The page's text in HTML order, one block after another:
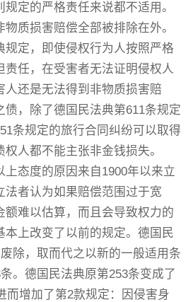
定的严格责任来说都不适用。
质损害赔偿全部被排除在外。
规定，即使侵权行为人按照严格
责任，在受害者无法证明侵权人
人还是无法得到非物质损害赔
债，除了德国民法典第611条规定
条规定的旅行合同纠纷可以取得
人都不能主张非金钱损失。
态度的原因来自1900年以来立
法者认为如果赔偿范围过于宽
额难以估算，而且会导致权力的
本上改变了以前的规定。德国民
除，取而代之以新的一般适用条
。德国民法典原第253条变成了
而增加了第2款规定：因侵害身